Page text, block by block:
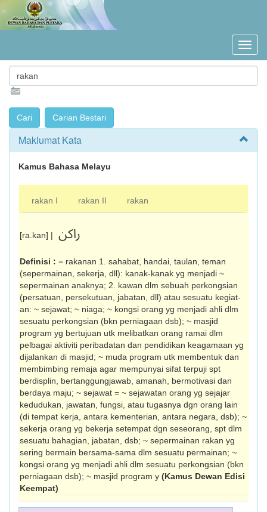
Maklumat Kata
Kamus Bahasa Melayu
rakan I rakan II rakan
[ra.kan] | راکن
Definisi : = rakanan 1. sahabat, handai, taulan, teman
(sepermainan, sekerja, dll): kanak-kanak yg menjadi ~
sepermainan anaknya; 2. kawan dlm sebuah perkongsian
(persatuan, persekutuan, jabatan, dll) atau sesuatu kegiat­
an: ~ sejawat; ~ niaga; ~ kongsi orang yg menjadi ahli dlm
sesuatu perkongsian (bkn perniagaan dsb); ~ masjid
program yg bertujuan utk melibatkan orang ramai dlm
pelbagai aktiviti peribadatan dan pen­didikan keagamaan yg
dijalankan di mas­jid; ~ muda program utk membentuk dan
membimbing remaja agar mempunyai sifat terpuji spt
berdisplin, bertanggungjawab, amanah, bermotivasi dan
berdaya maju; ~ sejawat = ~ sejawatan orang yg sejajar
kedudukan, jawatan, fungsi, atau tugasnya dgn orang lain
(di tempat kerja, antara kementeri­an, antara negara, dsb); ~
sekerja orang yg bekerja setempat dgn seseorang, spt dlm
sesuatu bahagian, jabatan, dsb; ~ sepermainan rakan yg
sering bermain bersama-sama dlm sesuatu permainan; ~
kongsi orang yg menjadi ahli dlm sesuatu perkongsian (bkn
perniagaan dsb); ~ masjid program y (Kamus Dewan Edisi
Keempat)